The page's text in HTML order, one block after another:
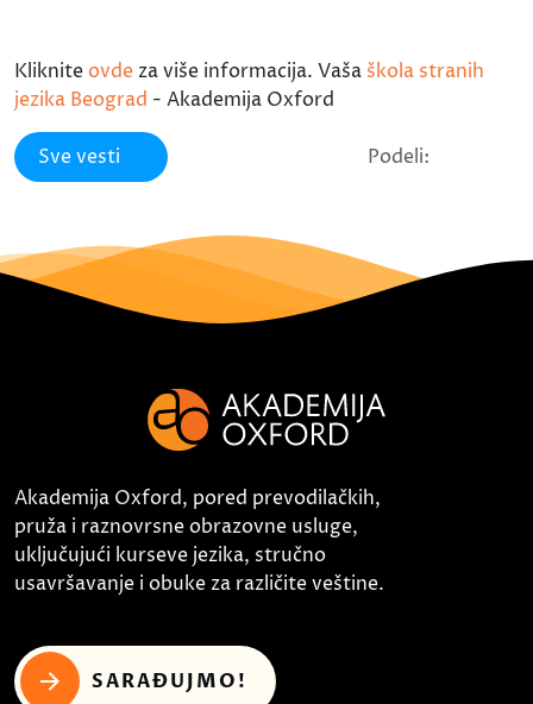
Kliknite ovde za više informacija. Vaša škola stranih
jezika Beograd - Akademija Oxford
Sve vesti Podeli:
Akademija Oxford, pored prevodilačkih,
pruža i raznovrsne obrazovne usluge,
uključujući kurseve jezika, stručno
usavršavanje i obuke za različite veštine.
SARAĐUJMO!